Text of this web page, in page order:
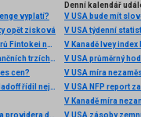
vyplatí?
opět zisková
Léto v plném proudu, trhy také: Top 3 obchody traderů Fintokei na indexech a zlatě
Chamtivost a strach: Největší cenové pohyby na finančních trzích (červenec 2026)
cen?
Stvořil elitní klub, kde Ameriku obral o 65 miliard. Madoff řídil největší Ponzi dějin
Historická data, kde je získat, jak připojit svého data providera do MultiCharts a proč je budeme potřebovat? (4. díl)
Denní kalendář
V USA bude mít
V USA týdenní
V Kanadě Ivey index
V USA průměrný
V USA míra
V USA NFP report
V Kanadě míra
V USA zásoby